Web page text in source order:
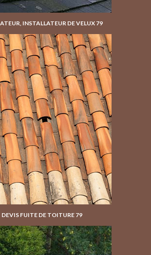
INSTALLATEUR DE VELUX 79
DEVIS FUITE DE TOITURE 79